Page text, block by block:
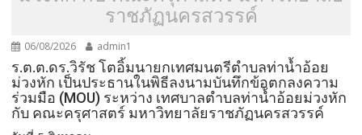
ราชภัฏนครสวรรค์
06/08/2026 admin1
ร.ต.ต.ดร.วิรัช โตอิ้มนายกเทศมนตรีตำบลท่าน้ำอ้อย
ม่วงหัก เป็นประธานในพิธีลงนามบันทึกข้อตกลงความ
ร่วมมือ (MOU) ระหว่าง เทศบาลตำบลท่าน้ำอ้อยม่วงหัก
กับ คณะครุศาสตร์ มหาวิทยาลัยราชภัฏนครสวรรค์